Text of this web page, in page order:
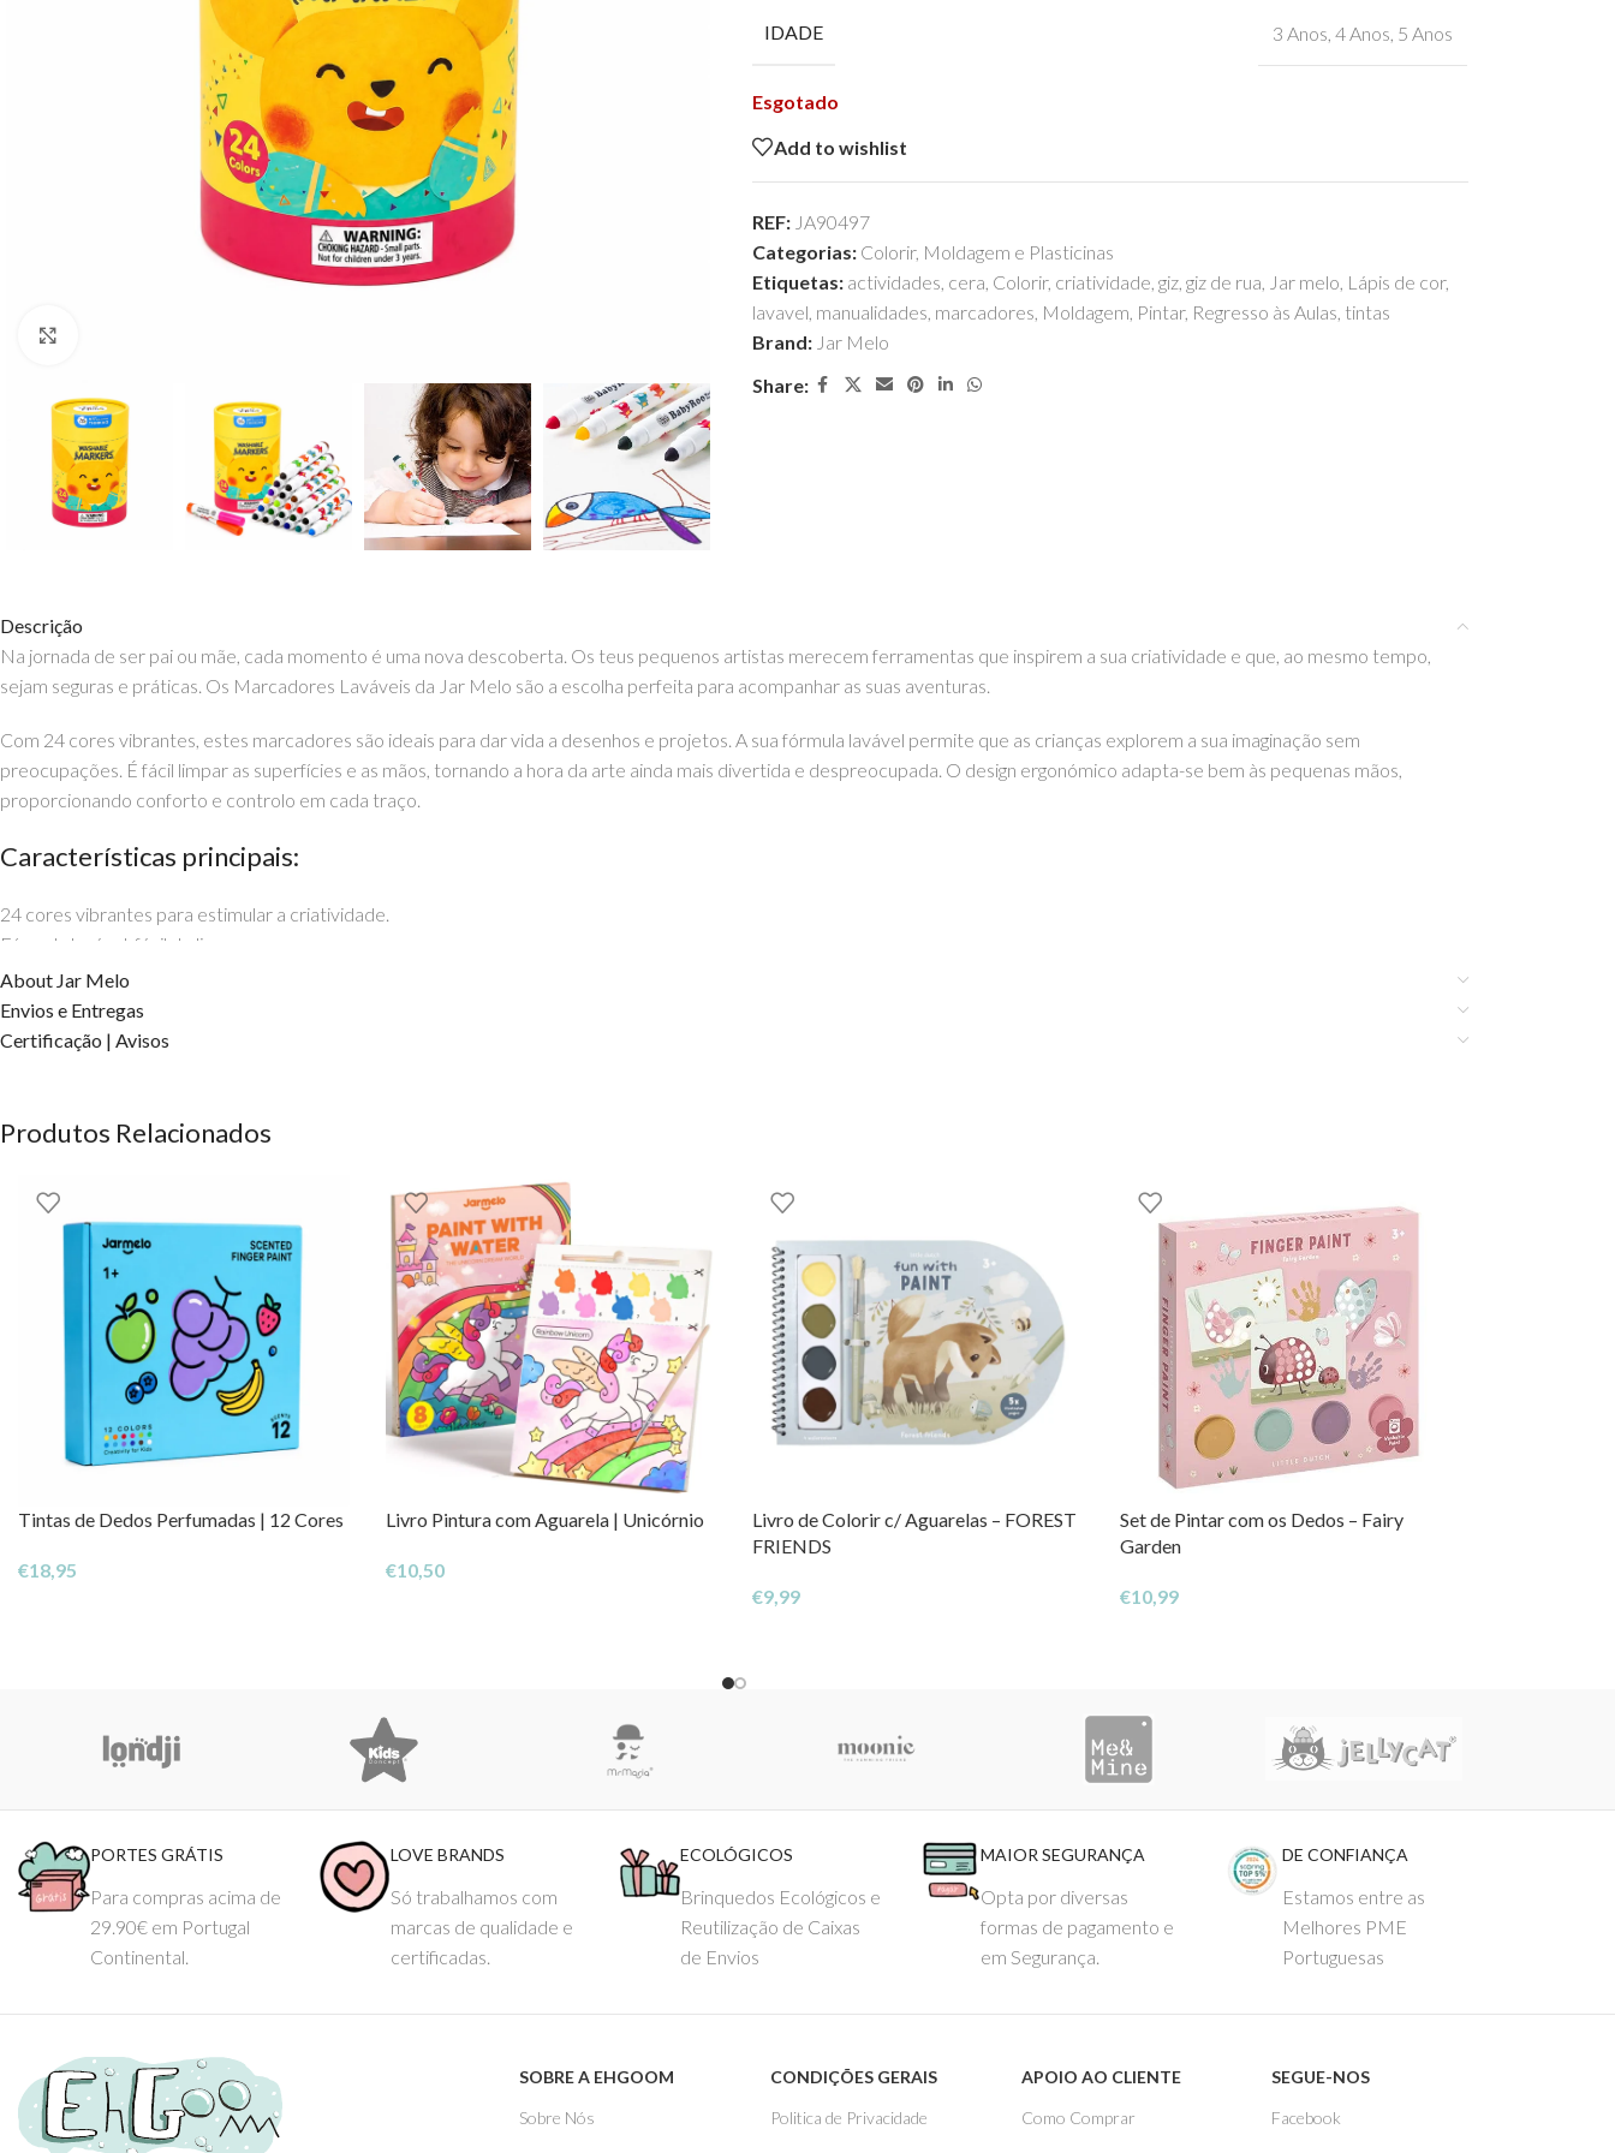
IDADE 3 Anos 4 Anos 5 Anos
Esgotado
Add to wishlist
REF: JA90497
Categorias: Colorir, Moldagem e Plasticinas
Etiquetas: actividades, cera, Colorir, criatividade, giz, giz de rua, Jar melo, Lápis de cor,
lavavel, manualidades, marcadores, Moldagem, Pintar, Regresso às Aulas, tintas
Brand: Jar Melo
Share:
Descrição
Na jornada de ser pai ou mãe, cada momento é uma nova descoberta. Os teus pequenos artistas merecem ferramentas que inspirem a sua criatividade e que, ao mesmo tempo,
sejam seguras e práticas. Os Marcadores Laváveis da Jar Melo são a escolha perfeita para acompanhar as suas aventuras.
Com 24 cores vibrantes, estes marcadores são ideais para dar vida a desenhos e projetos. A sua fórmula lavável permite que as crianças explorem a sua imaginação sem
preocupações. É fácil limpar as superfícies e as mãos, tornando a hora da arte ainda mais divertida e despreocupada. O design ergonómico adapta-se bem às pequenas mãos,
proporcionando conforto e controlo em cada traço.
Características principais:
24 cores vibrantes para estimular a criatividade.
Fórmula lavável, fácil de limpar.
Design ergonómico para um manuseio confortável.
Seguros para crianças, ideais para todas as idades.
Deixa a arte fluir e cria memórias inesquecíveis com os teus filhos, enquanto eles exploram o mundo das cores. Podes encontrar este e outros artigos incríveis da Jar Melo aqui na
Jar Melo
About Jar Melo
Envios e Entregas
Certificação | Avisos
Produtos Relacionados
Tintas de Dedos Perfumadas | 12 Cores
€18,95
Livro Pintura com Aguarela | Unicórnio
€10,50
Livro de Colorir c/ Aguarelas – FOREST
FRIENDS
€9,99
Set de Pintar com os Dedos – Fairy
Garden
€10,99
PORTES GRÁTIS
Para compras acima de
29.90€ em Portugal
Continental.
LOVE BRANDS
Só trabalhamos com
marcas de qualidade e
certificadas.
ECOLÓGICOS
Brinquedos Ecológicos e
Reutilização de Caixas
de Envios
MAIOR SEGURANÇA
Opta por diversas
formas de pagamento e
em Segurança.
DE CONFIANÇA
Estamos entre as
Melhores PME
Portuguesas
SOBRE A EHGOOM
Sobre Nós
CONDIÇÕES GERAIS
Politica de Privacidade
APOIO AO CLIENTE
Como Comprar
SEGUE-NOS
Facebook